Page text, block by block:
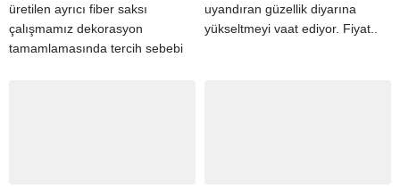
üretilen ayrıcı fiber saksı
çalışmamız dekorasyon
tamamlamasında tercih sebebi
uyandıran güzellik diyarına
yükseltmeyi vaat ediyor. Fiyat..